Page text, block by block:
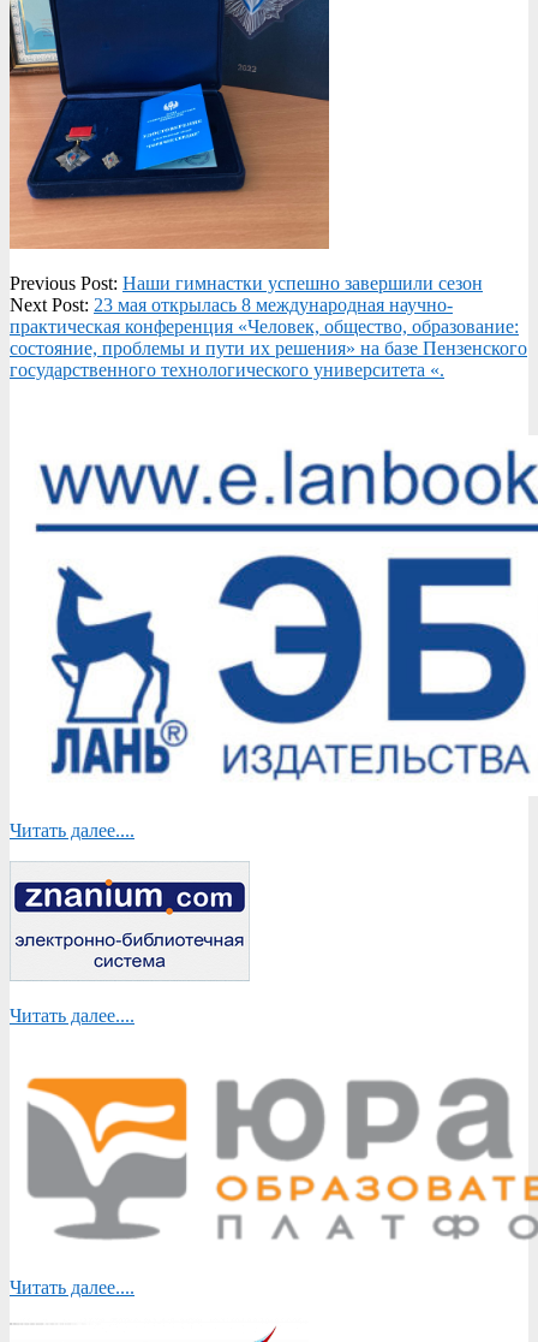
2023-
05-
23
Previous Post: Наши гимнастки успешно завершили сезон
Next Post: 23 мая открылась 8 международная научно-
практическая конференция «Человек, общество, образование:
состояние, проблемы и пути их решения» на базе Пензенского
государственного технологического университета «.
Читать далее....
Читать далее....
Читать далее....